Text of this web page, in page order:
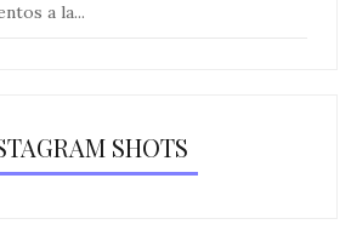
a la...
SHOTS